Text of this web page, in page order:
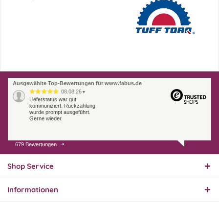
Ausgewählte Top-Bewertungen für www.fabus.de
08.08.26 ▼
Lieferstatus war gut
kommuniziert. Rückzahlung
wurde prompt ausgeführt.
Gerne wieder.
07.08.26
Endlich das richtige
679 Bewertungen
Shop Service
Informationen